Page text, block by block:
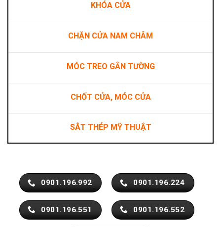
KHÓA CỬA
CHẶN CỬA NAM CHÂM
MÓC TREO GẮN TƯỜNG
CHỐT CỬA, MÓC CỬA
SẮT THÉP MỸ THUẬT
0901.196.992 0901.196.224
0901.196.551 0901.196.552